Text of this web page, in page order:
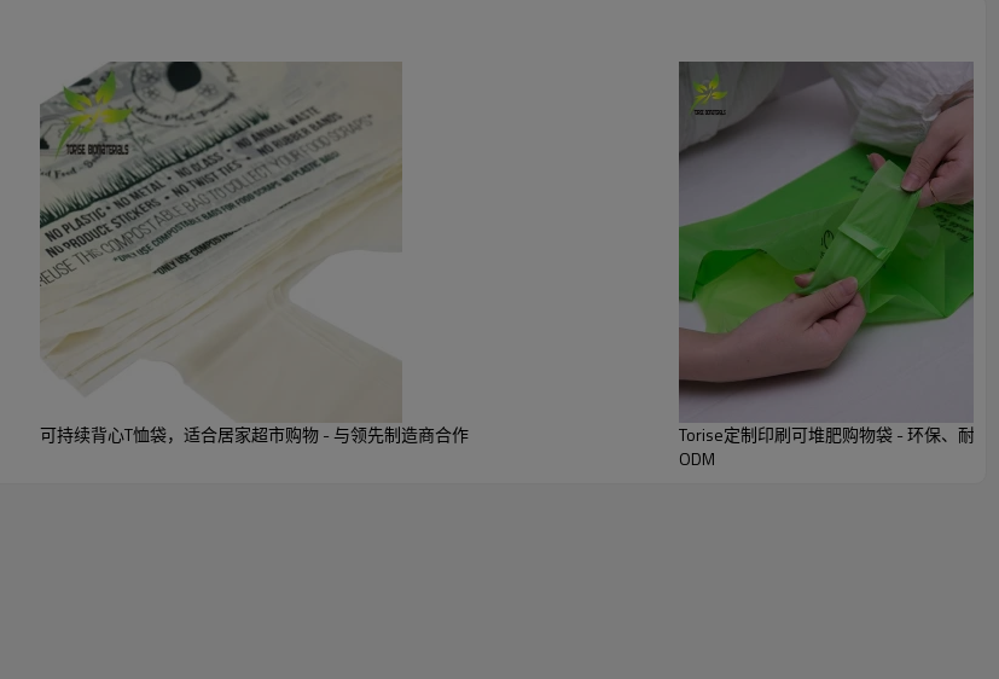
√水性油墨。
√以植物为基础。
√环保的。
√可重复使用的
可持续背心T恤袋，适合居家超市购物 - 与领先制造商合作
Torise定制印刷可堆肥购物袋 - 环保、耐
ODM